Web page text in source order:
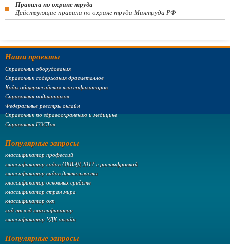
Правила по охране труда
Действующие правила по охране труда Минтруда РФ
Наши проекты
Справочник оборудования
Справочник содержания драгметаллов
Коды общероссийских классификаторов
Справочник подшипников
Федеральные реестры онлайн
Справочник по здравоохранению и медицине
Справочник ГОСТов
Популярные запросы
классификатор профессий
классификатор кодов ОКВЭД 2017 с расшифровкой
классификатор видов деятельности
классификатор основных средств
классификатор стран мира
классификатор окп
код тн вэд классификатор
классификатор УДК онлайн
Популярные запросы